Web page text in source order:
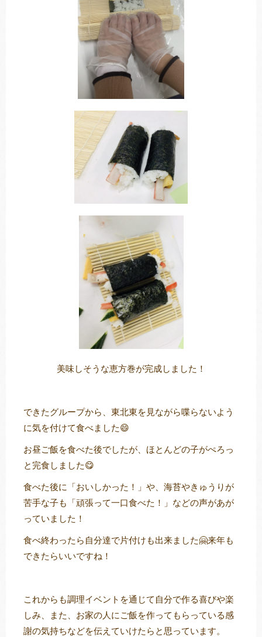
美味しそうな恵方巻が完成しました！
できたグループから、東北東を見ながら喋らないよう
に気を付けて食べました😄
お昼ご飯を食べた後でしたが、ほとんどの子がぺろっ
と完食しました😋
食べた後に「おいしかった！」や、海苔やきゅうりが
苦手な子も「頑張って一口食べた！」などの声があが
っていました！
食べ終わったら自分達で片付けも出来ました🤗来年も
できたらいいですね！
これからも調理イベントを通じて自分で作る喜びや楽
しみ、また、お家の人にご飯を作ってもらっている感
謝の気持ちなどを伝えていけたらと思っています。